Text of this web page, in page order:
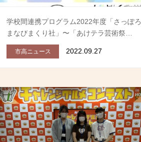
学校間連携プログラム2022年度「さっぽろ
まなびまくり社」〜「あけテラ芸術祭…
市高ニュース 2022.09.27